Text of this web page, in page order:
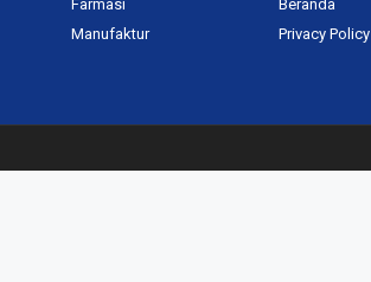
Farmasi
Manufaktur
Beranda
Privacy Policy